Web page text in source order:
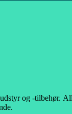
og -tilbehør.